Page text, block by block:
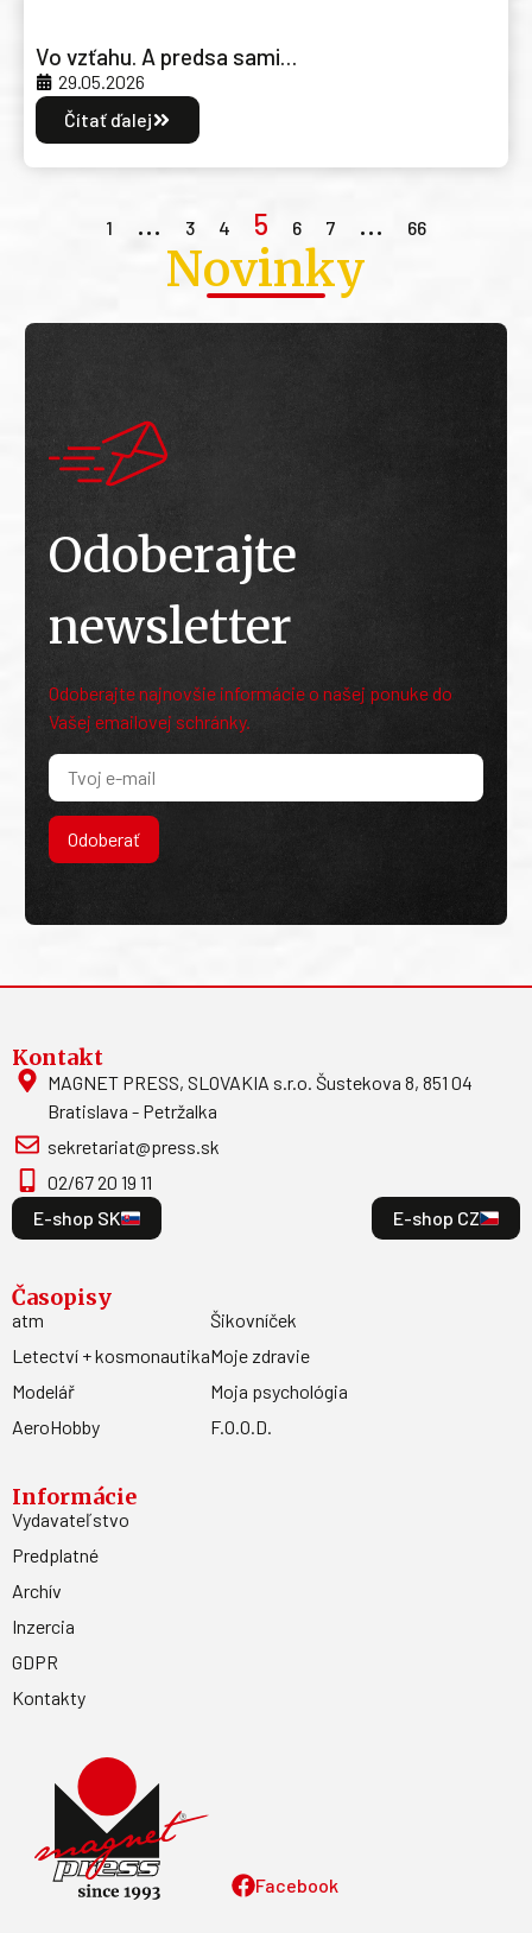
Vo vzťahu. A predsa sami…
29.05.2026
Čítať ďalej
1 … 3 4 5 6 7 … 66
Novinky
Odoberajte
newsletter
Odoberajte najnovšie informácie o našej ponuke do
Vašej emailovej schránky.
Odoberať
Facebook
Kontakt
MAGNET PRESS, SLOVAKIA s.r.o. Šustekova 8, 851 04
Bratislava - Petržalka
sekretariat@press.sk
02/67 20 19 11
E-shop SK
E-shop CZ
Časopisy
atm
Letectví + kosmonautika
Modelář
AeroHobby
Šikovníček
Moje zdravie
Moja psychológia
F.O.O.D.
Informácie
Vydavateľstvo
Predplatné
Archív
Inzercia
GDPR
Kontakty